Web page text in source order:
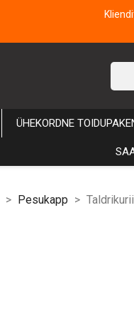
ÜHEKORDNE
Pesukapp